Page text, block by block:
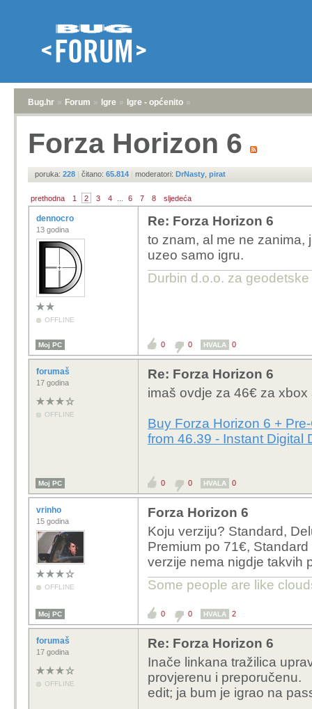
Bug.hr » Forum » Igre » Igre - općenito »
Forza Horizon 6
poruka: 228 | čitano: 65.814 | moderatori: DrNasty pirat
prethodna 1 2 3 4 6 7 8 sljedeća
dennocro
13 godina
OFFLINE
Re: Forza Horizon 6
to znam, al me ne zanima,
uzeo samo igru.
Durbin d.o.o. za
Moj PC 0 0 HVALA 0
forumaš
17 godina
OFFLINE
Re: Forza Horizon 6
imaš ovdje za 46€ za xbox
Buy Forza Horizon 6 +
from 46.39 - Instant Digital
Moj PC 0 0 HVALA 0
vrinho
15 godina
OFFLINE
Forza Horizon 6
Koju verziju? Standard,
Premium po 71€,
verzije nema nigdje takvih
Some people are like
Moj PC 0 0 HVALA 2
forumaš
17 godina
OFFLINE
Re: Forza Horizon 6
Inače linkana tražilica
provjerenu i preporučenu.
edit; ja bum je igrao na